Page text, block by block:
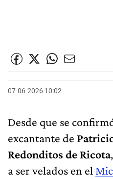
07-06-2026 10:02
Desde que se
excantante de
Redonditos de Ricota
a ser velados en el